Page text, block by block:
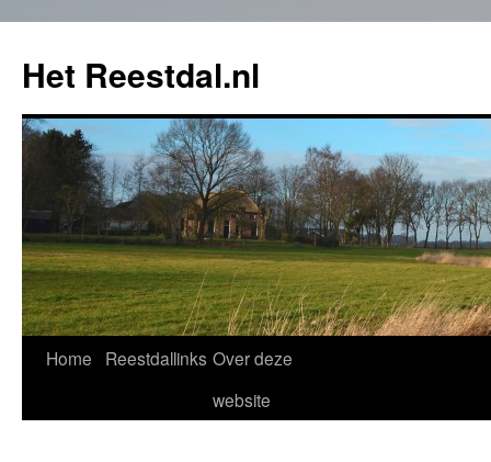
Het Reestdal.nl
Skip
Home Reestdallinks Over deze
website